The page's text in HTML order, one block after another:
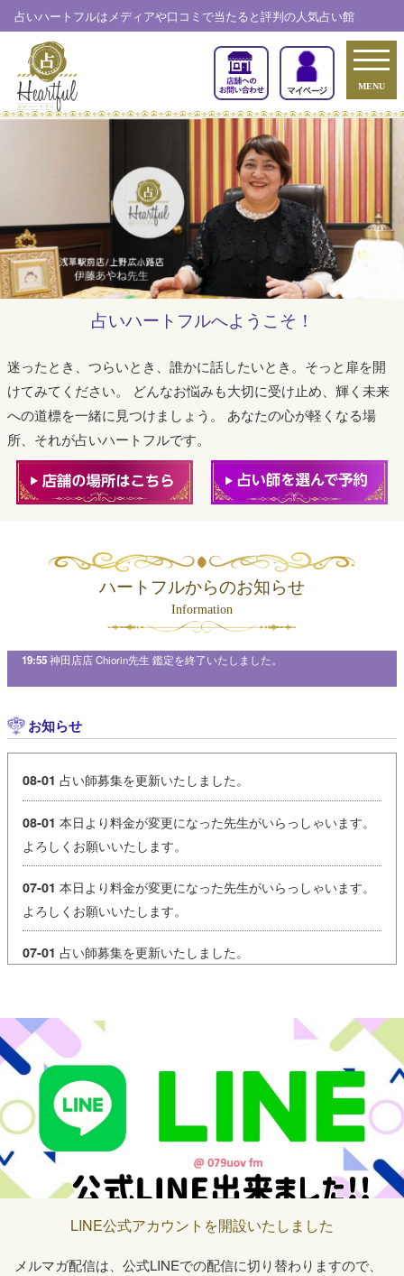
占いハートフルはメディアや口コミで当たると評判の人気占い館
MENU
占いハートフルへようこそ！
迷ったとき、つらいとき、誰かに話したいとき。そっと扉を開
けてみてください。
どんなお悩みも大切に受け止め、輝く未来
への道標を一緒に見つけましょう。
あなたの心が軽くなる場
所、それが占いハートフルです。
ハートフルからのお知らせ
Information
19:46自由が丘店店 エト天命先生 鑑定を終了いたしま
先生 鑑定を終了いたしました。
お知らせ
08-01 占い師募集を更新いたしました。
08-01 本日より料金が変更になった先生がいらっしゃいます。
よろしくお願いいたします。
07-01 本日より料金が変更になった先生がいらっしゃいます。
よろしくお願いいたします。
07-01 占い師募集を更新いたしました。
本日、台風の影響により営業時間を変更いたします。
営業時間：15:00～21:00
ご来店を予定されていたお客様にはご不便をおかけいたします
何卒ご理解のほどよろしくお願いいたします。
皆さまもどうぞお気をつけてお過ごしください。
本日より料金が変更になった先生がいらっしゃいます。
よろしくお願いいたします。
本日今すぐ鑑定はシステムの不具合によりお受けできま
せん。申し訳ございませんが、よろしくお願いします。
LINE公式アカウントを開設いたしました
メルマガ配信は、公式LINEでの配信に切り替わりますので、